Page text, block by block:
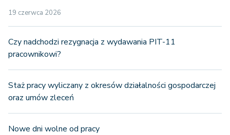
19 czerwca 2026
Czy nadchodzi rezygnacja z wydawania PIT-11
pracownikowi?
Staż pracy wyliczany z okresów działalności gospodarczej
oraz umów zleceń
Nowe dni wolne od pracy